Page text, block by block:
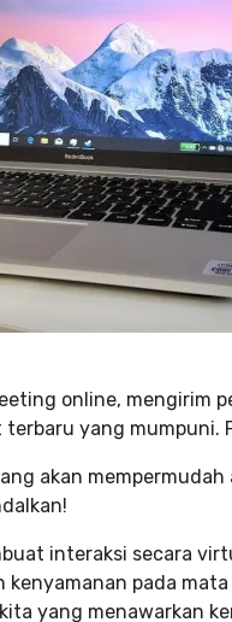
online, mengirim
yang mumpuni.
akan
interaksi secara
pada
yang menawarkan